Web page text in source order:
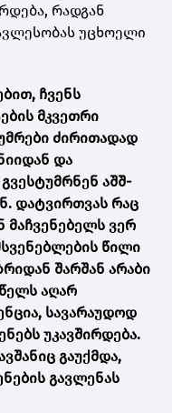
რადგან
უცხოელი
ჩვენს
მკვეთრი
ძირითადად
და
აშშ-
დატვირთვას რაც
მაჩვენებელს ვერ
წილი
შარშან არაბი
აღარ
სავარაუდოდ
უკავშირდება.
გაუქმდა,
გავლენას